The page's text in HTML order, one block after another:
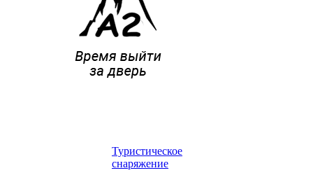
Туристическое
снаряжение